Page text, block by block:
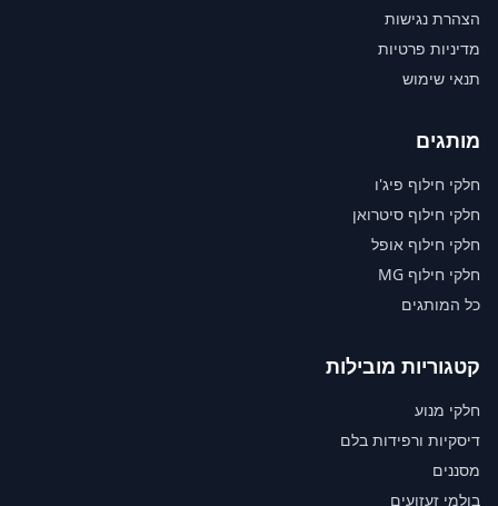
הצהרת נגישות
מדיניות פרטיות
תנאי שימוש
מותגים
חלקי חילוף פיג'ו
חלקי חילוף סיטרואן
חלקי חילוף אופל
חלקי חילוף MG
כל המותגים
קטגוריות מובילות
חלקי מנוע
דיסקיות ורפידות בלם
מסננים
בולמי זעזועים